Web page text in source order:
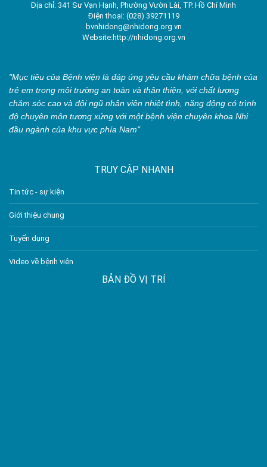
Địa chỉ: 341 Sư Vạn Hạnh, Phường Vườn Lài, TP. Hồ Chí Minh
Điện thoại: (028) 39271119
bvnhidong@nhidong.org.vn
Website:http://nhidong.org.vn
"Mục tiêu của Bệnh viện là đáp ứng yêu cầu khám chữa bệnh của
trẻ em trong môi trường an toàn và thân thiện, với chất lượng
chăm sóc cao và đội ngũ nhân viên nhiệt tình, năng động có trình
độ chuyên môn tương xứng với một bệnh viện chuyên khoa Nhi
đầu ngành của khu vực phía Nam"
TRUY CẬP NHANH
Tin tức - sự kiện
Giới thiệu chung
Tuyển dụng
Video về bệnh viện
BẢN ĐỒ VỊ TRÍ